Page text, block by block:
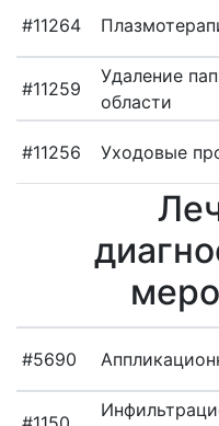
#11264
#11259
Удаление
области
#11256 Уходовые
#5690